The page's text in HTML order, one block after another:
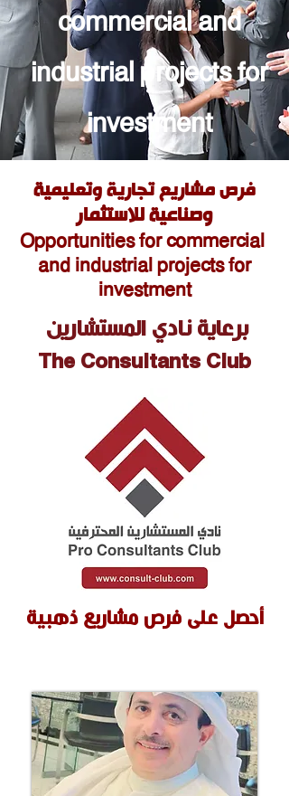
commercial and
industrial projects for
investment
فرص مشاريع تجارية وتعليمية
وصناعية للاستثمار
Opportunities for commercial
and industrial projects for
investment
برعاية نادي المستشارين
The Consultants Club
أحصل على فرص مشاريع ذهبية